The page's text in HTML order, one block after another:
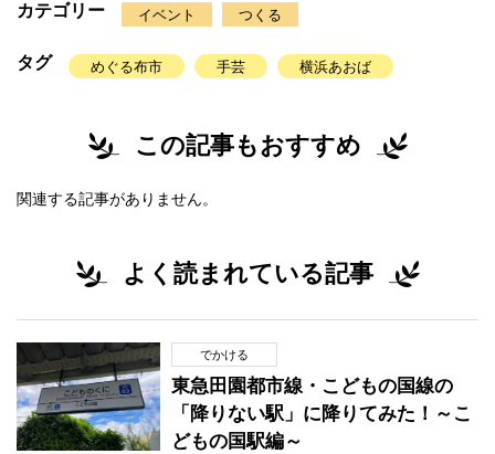
カテゴリー イベント つくる
タグ めぐる布市 手芸 横浜あおば
この記事もおすすめ
関連する記事がありません。
よく読まれている記事
でかける
東急田園都市線・こどもの国線の
「降りない駅」に降りてみた！～こ
どもの国駅編～